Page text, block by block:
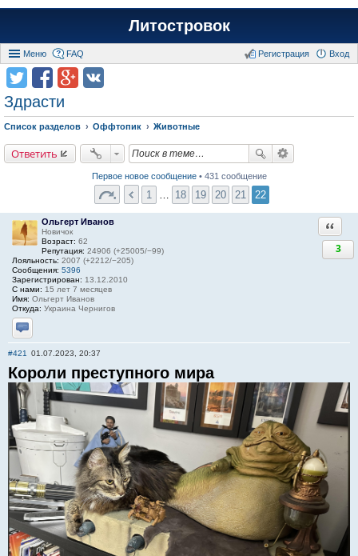
Литостровок
Меню FAQ Вход
Регистрация
Здрасти
Список разделов Оффтопик Животные
Ответить
Первое новое сообщение• 431 сообщение
1 18 19 20 21 22
Ольгерт Иванов
Новичок
Возраст: 62
Репутация: 24906 (+25005/−99)
Лояльность: 2007 (+2212/−205)
Сообщения: 5396
Зарегистрирован: 13.12.2010
С нами: 15 лет 7 месяцев
Имя: Ольгерт Иванов
Откуда: Украина Чернигов
Отправить личное сообщение
3
#421 01.07.2023, 20:37
Короли преступного мира